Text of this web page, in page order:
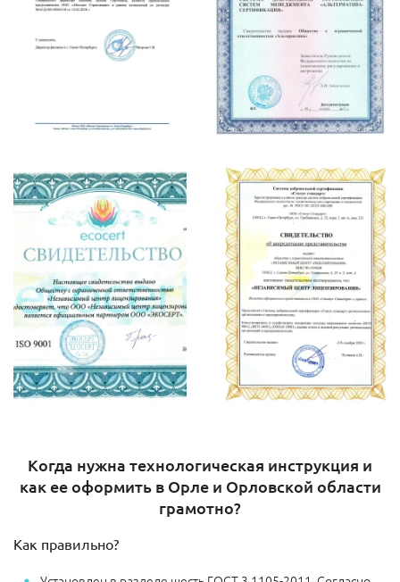
Когда нужна технологическая инструкция и
как ее оформить в Орле и Орловской области
грамотно?
Как правильно?